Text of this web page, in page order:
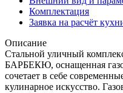
19
(ширина
3500
мм)
Количество
Комплектация
Заявка на расчёт
Описание
Стальной уличный
БАРБЕКЮ, оснащенная
сочетает в себе
кулинарное искусство.